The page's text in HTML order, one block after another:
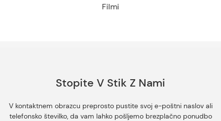
Filmi
Stopite V Stik Z Nami
V kontaktnem obrazcu preprosto pustite svoj e-poštni naslov ali
telefonsko številko, da vam lahko pošljemo brezplačno ponudbo